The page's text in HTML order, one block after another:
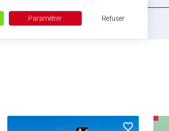
Paramétrer Refuser